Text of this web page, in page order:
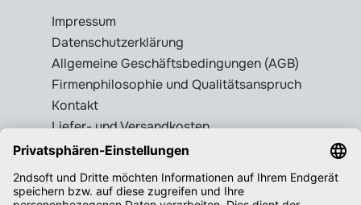
Impressum
Datenschutzerklärung
Allgemeine Geschäftsbedingungen (AGB)
Firmenphilosophie und Qualitätsanspruch
Kontakt
Liefer- und Versandkosten
Rückgabebedingungen
Wissenswertes